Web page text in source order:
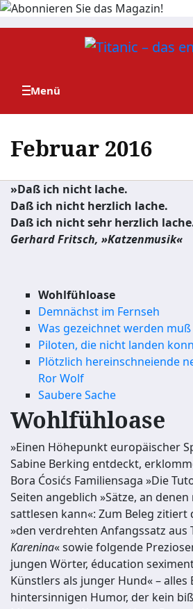
Zum
Februar 2016
»Daß ich nicht lache.
Daß ich nicht herzlich lache.
Daß ich nicht sehr herzlich
Gerhard Fritsch, »Katzenmusik«
Wohlfühloase
Demnächst im Fernseh
Was gezeichnet werden muß
Piloten, die nicht landen
Plötzlich hereinschneiende
Ror Wolf
Saubere Sache
Wohlfühloase
»Einen Höhepunkt europäischer
Sabine Berking entdeckt,
Bora Ćosićs Familiensaga »Die
Seiten angeblich »Sätze, an
sattlesen kann«: Zum Beleg zitiert
»den verdrehten Anfangssatz aus
Karenina« sowie folgende
jungen Wörter, éducation
Künstlers als junger Hund« – alles
hintersinnigen Humor, der kein